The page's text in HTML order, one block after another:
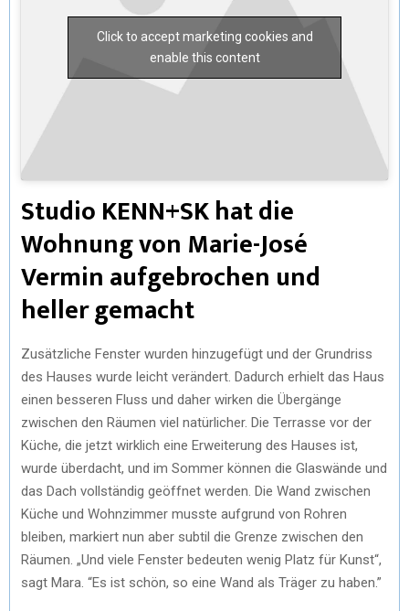
Click to accept marketing cookies and
enable this content
Studio KENN+SK hat die
Wohnung von Marie-José
Vermin aufgebrochen und
heller gemacht
Zusätzliche Fenster wurden hinzugefügt und der Grundriss
des Hauses wurde leicht verändert. Dadurch erhielt das Haus
einen besseren Fluss und daher wirken die Übergänge
zwischen den Räumen viel natürlicher. Die Terrasse vor der
Küche, die jetzt wirklich eine Erweiterung des Hauses ist,
wurde überdacht, und im Sommer können die Glaswände und
das Dach vollständig geöffnet werden. Die Wand zwischen
Küche und Wohnzimmer musste aufgrund von Rohren
bleiben, markiert nun aber subtil die Grenze zwischen den
Räumen. „Und viele Fenster bedeuten wenig Platz für Kunst“,
sagt Mara. “Es ist schön, so eine Wand als Träger zu haben.”